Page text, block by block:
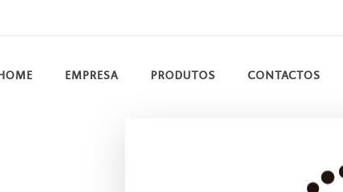
EMPRESA PRODUTOS CONTACTOS